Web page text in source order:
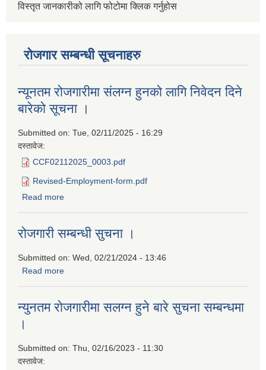
विस्तृत जानकारीको लागि फोटोमा क्लिक गर्नुहोस
रोजगार सम्बन्धी सूचनाहरु
न्यूनतम रोजगारीमा संलग्न हुनको लागि निवेदन दिने
बारेको सूचना ।
Submitted on: Tue, 02/11/2025 - 16:29
दस्तावेज:
CCF02112025_0003.pdf
Revised-Employment-form.pdf
Read more
रोजगारी सम्बन्धी सुचना ।
Submitted on: Wed, 02/21/2024 - 13:46
Read more
न्युनतम राेजगारीमा सलग्न हुने बारे सुचना सम्बन्धमा
।
Submitted on: Thu, 02/16/2023 - 11:30
दस्तावेज: